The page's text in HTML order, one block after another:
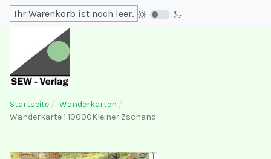
Ihr Warenkorb ist noch leer.
Startseite
Wanderkarten
Wanderkarte 1:10000Kleiner Zschand